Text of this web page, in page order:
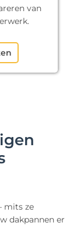
van
mits ze
dakpannen er